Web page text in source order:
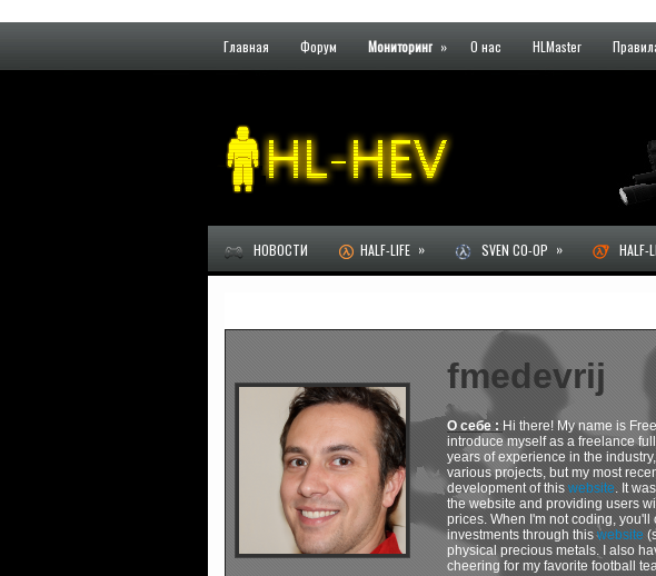
Главная Форум Мониторинг » О нас HLMaster
НОВОСТИ HALF-LIFE » SVEN CO-OP » HALF-
fmedevrij
О себе : Hi there! My name is
introduce myself as a freelance
years of experience in the
various projects, but my most
development of this website. It
the website and providing users
prices. When I'm not coding,
investments through thiswebsite
physical precious metals. I also
cheering for my favorite football